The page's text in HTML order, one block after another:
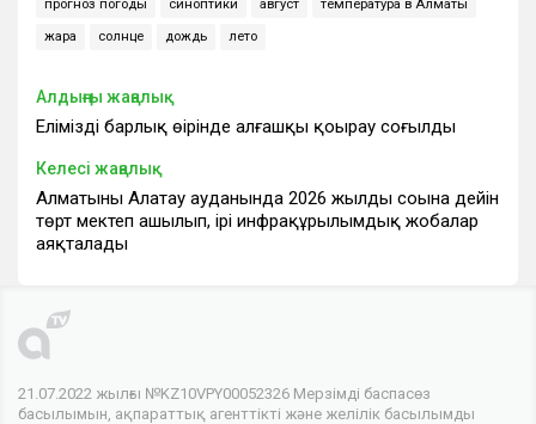
прогноз погоды синоптики август температура в Алматы
жара солнце дождь лето
Алдыңғы жаңалық
Еліміздің барлық өңірінде алғашқы қоңырау соғылды
Келесі жаңалық
Алматының Алатау ауданында 2026 жылдың соңына дейін
төрт мектеп ашылып, ірі инфрақұрылымдық жобалар
аяқталады
21.07.2022 жылғы №KZ10VPY00052326 Мерзімді баспасөз
басылымын, ақпараттық агенттікті және желілік басылымды